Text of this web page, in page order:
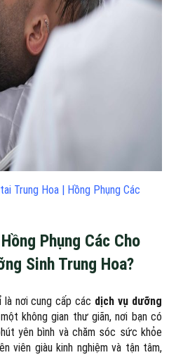
Trung Hoa | Hồng Phụng Các
Phụng Các Cho
Sinh Trung Hoa?
là nơi cung cấp các dịch vụ dưỡng
không gian thư giãn, nơi bạn có
yên bình và chăm sóc sức khỏe
viên giàu kinh nghiệm và tận tâm,